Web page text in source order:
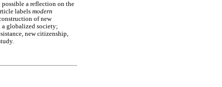
possible a reflection on the
labels modern
of new
a globalized society;
new citizenship,